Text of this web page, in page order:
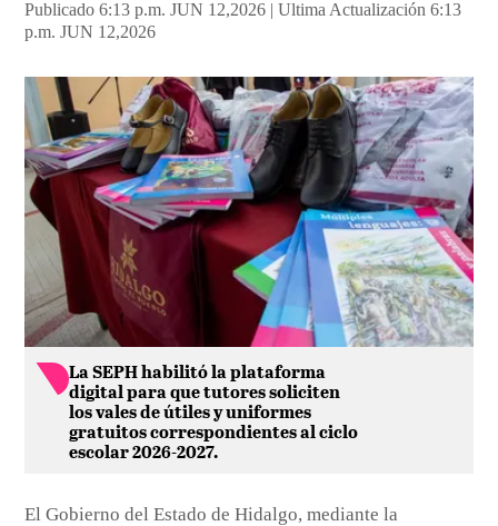
Publicado 6:13 p.m. JUN 12,2026 | Ultima Actualización 6:13
p.m. JUN 12,2026
La SEPH habilitó la plataforma
digital para que tutores soliciten
los vales de útiles y uniformes
gratuitos correspondientes al ciclo
escolar 2026-2027.
El Gobierno del Estado de Hidalgo, mediante la